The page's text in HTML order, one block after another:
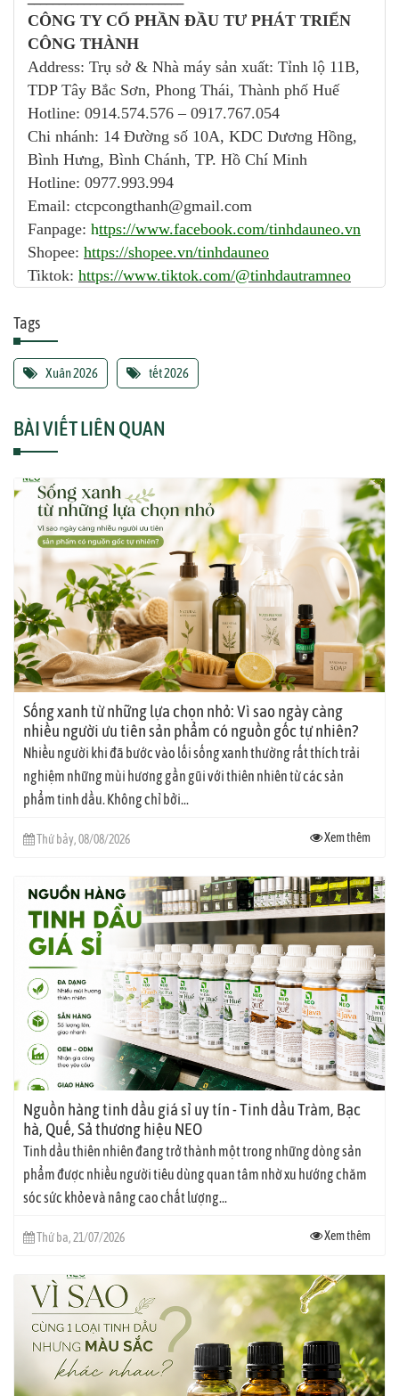
CÔNG TY CỔ PHẦN ĐẦU TƯ PHÁT TRIỂN
CÔNG THÀNH
Address: Trụ sở & Nhà máy sản xuất: Tỉnh lộ 11B,
TDP Tây Bắc Sơn, Phong Thái, Thành phố Huế
Hotline: 0914.574.576 – 0917.767.054
Chi nhánh: 14 Đường số 10A, KDC Dương Hồng,
Bình Hưng, Bình Chánh, TP. Hồ Chí Minh
Hotline: 0977.993.994
Email: ctcpcongthanh@gmail.com
Fanpage: https://www.facebook.com/tinhdauneo.vn
Shopee: https://shopee.vn/tinhdauneo
Tiktok: https://www.tiktok.com/@tinhdautramneo
Tags
Xuân 2026 tết 2026
BÀI VIẾT LIÊN QUAN
Sống xanh từ những lựa chọn nhỏ: Vì sao ngày càng
nhiều người ưu tiên sản phẩm có nguồn gốc tự nhiên?
Nhiều người khi đã bước vào lối sống xanh thường rất thích trải
nghiệm những mùi hương gần gũi với thiên nhiên từ các sản
phẩm tinh dầu. Không chỉ bởi...
Thứ bảy, 08/08/2026 Xem thêm
Nguồn hàng tinh dầu giá sỉ uy tín - Tinh dầu Tràm, Bạc
hà, Quế, Sả thương hiệu NEO
Tinh dầu thiên nhiên đang trở thành một trong những dòng sản
phẩm được nhiều người tiêu dùng quan tâm nhờ xu hướng chăm
sóc sức khỏe và nâng cao chất lượng...
Thứ ba, 21/07/2026 Xem thêm